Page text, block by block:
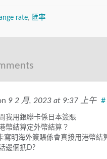
rate, 匯率
9 2 月, 2023 at 9:37 上午 #
我用銀聯卡係日本簽賬
幣結算定外幣結算？
寫明海外簽賬係會真接用港幣結
邊個扺D?